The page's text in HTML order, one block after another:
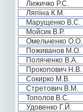
Лижичко Р.С.
Ляпіна К.М.
Марущенко В.С.
Мойсик В.Р.
Омельченко О.О.
Поживанов М.О.
Поляченко В.А.
Прокопович Н.В.
Сокирко М.В.
Стретович В.М.
Тополов В.С.
Удовенко Г.Й.